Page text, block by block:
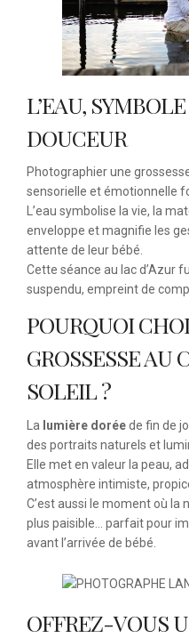
L’EAU,
DOUCEUR
Photographier une
sensorielle et émotionnelle
L’eau symbolise la vie, la
enveloppe et magnifie les
attente de leur bébé.
Cette séance au lac d’Azur
suspendu, empreint de
POURQUOI
GROSSESSE AU
SOLEIL ?
La lumière doréede fin de
des portraits naturels et
Elle met en valeur la peau,
atmosphère intimiste,
C’est aussi le moment où la
plus paisible… parfait pour
avant l’arrivée de bébé.
OFFREZ-VOUS